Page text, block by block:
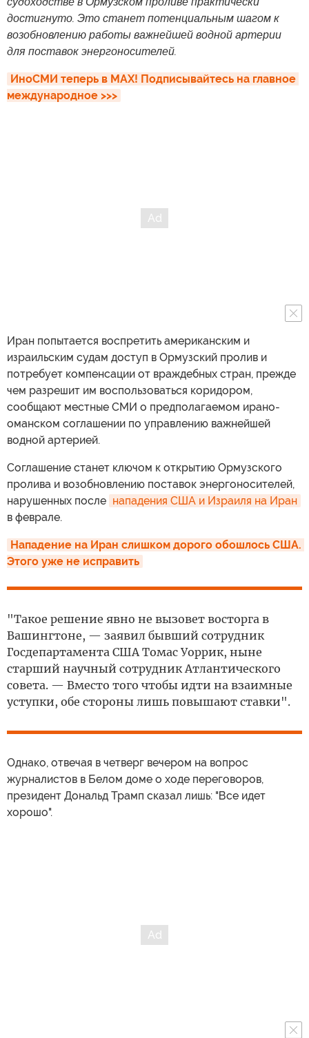
достигнуто. Это станет потенциальным шагом к
возобновлению работы важнейшей водной артерии
для поставок энергоносителей.
ИноСМИ теперь в MAX! Подписывайтесь на главное
международное >>>
Иран попытается воспретить американским и
израильским судам доступ в Ормузский пролив и
потребует компенсации от враждебных стран, прежде
чем разрешит им воспользоваться коридором,
сообщают местные СМИ о предполагаемом ирано-
оманском соглашении по управлению важнейшей
водной артерией.
Соглашение станет ключом к открытию Ормузского
пролива и возобновлению поставок энергоносителей,
нарушенных после нападения США и Израиля на Иран
в феврале.
Нападение на Иран слишком дорого обошлось США.
Этого уже не исправить
"Такое решение явно не вызовет восторга в
Вашингтоне, — заявил бывший сотрудник
Госдепартамента США Томас Уоррик, ныне
старший научный сотрудник Атлантического
совета. — Вместо того чтобы идти на взаимные
уступки, обе стороны лишь повышают ставки".
Однако, отвечая в четверг вечером на вопрос
журналистов в Белом доме о ходе переговоров,
президент Дональд Трамп сказал лишь: "Все идет
хорошо".